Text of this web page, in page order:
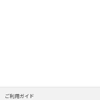
ご利用ガイド